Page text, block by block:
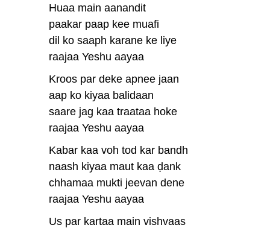
Huaa main aanandit
paakar paap kee muafi
dil ko saaph karane ke liye
raajaa Yeshu aayaa
Kroos par deke apnee jaan
aap ko kiyaa balidaan
saare jag kaa traataa hoke
raajaa Yeshu aayaa
Kabar kaa voh tod kar bandh
naash kiyaa maut kaa ḍank
chhamaa mukti jeevan dene
raajaa Yeshu aayaa
Us par kartaa main vishvaas